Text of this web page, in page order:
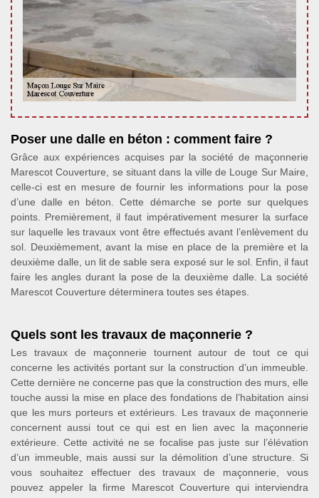
Poser une dalle en béton : comment faire ?
Grâce aux expériences acquises par la société de maçonnerie
Marescot Couverture, se situant dans la ville de Louge Sur Maire,
celle-ci est en mesure de fournir les informations pour la pose
d’une dalle en béton. Cette démarche se porte sur quelques
points. Premièrement, il faut impérativement mesurer la surface
sur laquelle les travaux vont être effectués avant l’enlèvement du
sol. Deuxièmement, avant la mise en place de la première et la
deuxième dalle, un lit de sable sera exposé sur le sol. Enfin, il faut
faire les angles durant la pose de la deuxième dalle. La société
Marescot Couverture déterminera toutes ses étapes.
Quels sont les travaux de maçonnerie ?
Les travaux de maçonnerie tournent autour de tout ce qui
concerne les activités portant sur la construction d’un immeuble.
Cette dernière ne concerne pas que la construction des murs, elle
touche aussi la mise en place des fondations de l’habitation ainsi
que les murs porteurs et extérieurs. Les travaux de maçonnerie
concernent aussi tout ce qui est en lien avec la maçonnerie
extérieure. Cette activité ne se focalise pas juste sur l’élévation
d’un immeuble, mais aussi sur la démolition d’une structure. Si
vous souhaitez effectuer des travaux de maçonnerie, vous
pouvez appeler la firme Marescot Couverture qui interviendra